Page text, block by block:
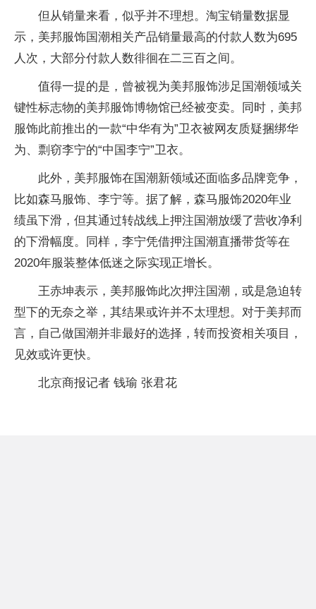
但从销量来看，似乎并不理想。淘宝销量数据显
示，美邦服饰国潮相关产品销量最高的付款人数为695
人次，大部分付款人数徘徊在二三百之间。
值得一提的是，曾被视为美邦服饰涉足国潮领域关
键性标志物的美邦服饰博物馆已经被变卖。同时，美邦
服饰此前推出的一款“中华有为”卫衣被网友质疑捆绑华
为、剽窃李宁的“中国李宁”卫衣。
此外，美邦服饰在国潮新领域还面临多品牌竞争，
比如森马服饰、李宁等。据了解，森马服饰2020年业
绩虽下滑，但其通过转战线上押注国潮放缓了营收净利
的下滑幅度。同样，李宁凭借押注国潮直播带货等在
2020年服装整体低迷之际实现正增长。
王赤坤表示，美邦服饰此次押注国潮，或是急迫转
型下的无奈之举，其结果或许并不太理想。对于美邦而
言，自己做国潮并非最好的选择，转而投资相关项目，
见效或许更快。
北京商报记者 钱瑜 张君花